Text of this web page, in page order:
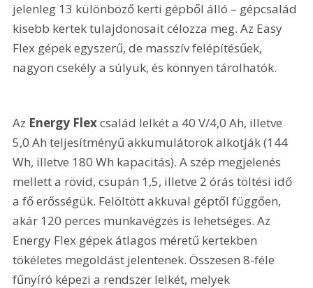
jelenleg 13 különböző kerti gépből álló – gépcsalád
kisebb kertek tulajdonosait célozza meg. Az Easy
Flex gépek egyszerű, de masszív felépítésűek,
nagyon csekély a súlyuk, és könnyen tárolhatók.
Az Energy Flex család lelkét a 40 V/4,0 Ah, illetve
5,0 Ah teljesítményű akkumulátorok alkotják (144
Wh, illetve 180 Wh kapacitás). A szép megjelenés
mellett a rövid, csupán 1,5, illetve 2 órás töltési idő
a fő erősségük. Felöltött akkuval géptől függően,
akár 120 perces munkavégzés is lehetséges. Az
Energy Flex gépek átlagos méretű kertekben
tökéletes megoldást jelentenek. Összesen 8-féle
fűnyíró képezi a rendszer lelkét, melyek